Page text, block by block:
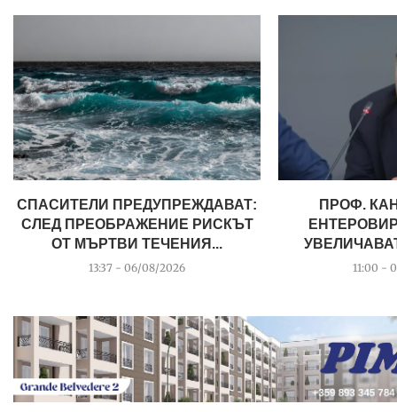
СПАСИТЕЛИ ПРЕДУПРЕЖДАВАТ:
СЛЕД ПРЕОБРАЖЕНИЕ РИСКЪТ
ОТ МЪРТВИ ТЕЧЕНИЯ...
13:37 - 06/08/2026
ПРОФ.
11:00 -